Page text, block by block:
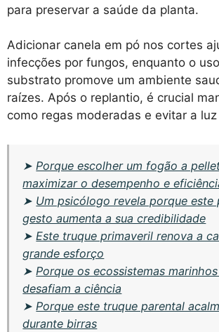
para preservar a saúde da planta.
Adicionar canela em pó nos cortes
infecções por fungos, enquanto o
substrato promove um ambiente
raízes. Após o replantio, é crucial
como regas moderadas e evitar a
➤Porque escolher um fogão a
maximizar o desempenho e
➤ Um psicólogo revela porque este
gesto aumenta a sua credibilidade
➤Este truque primaveril renova a
grande esforço
➤Porque os ecossistemas
desafiam a ciência
➤Porque este truque parental
durante birras